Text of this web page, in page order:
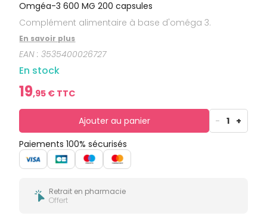
bucco-
dentaire
Omgéa-3 600 MG 200 capsules
Complément alimentaire à base d'oméga 3.
En savoir plus
EAN :3535400026727
En stock
19,95 € TTC
Ajouter au panier - 1 +
Paiements 100% sécurisés
Retrait en pharmacie
Offert